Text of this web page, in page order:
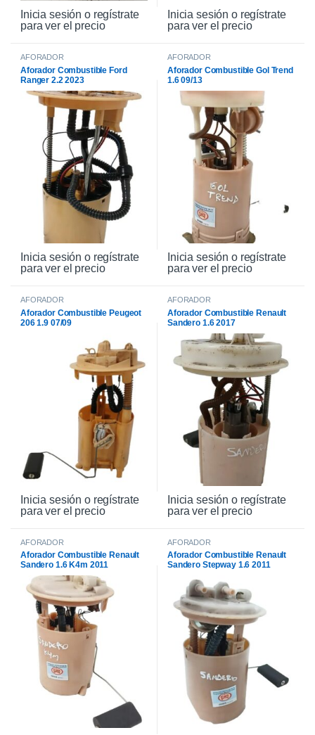
Inicia sesión o regístrate
para ver el precio
Inicia sesión o regístrate
para ver el precio
AFORADOR
Aforador Combustible Ford
Ranger 2.2 2023
Inicia sesión o regístrate
para ver el precio
AFORADOR
Aforador Combustible Gol Trend
1.6 09/13
Inicia sesión o regístrate
para ver el precio
AFORADOR
Aforador Combustible Peugeot
206 1.9 07/09
Inicia sesión o regístrate
para ver el precio
AFORADOR
Aforador Combustible Renault
Sandero 1.6 2017
Inicia sesión o regístrate
para ver el precio
AFORADOR
Aforador Combustible Renault
Sandero 1.6 K4m 2011
AFORADOR
Aforador Combustible Renault
Sandero Stepway 1.6 2011